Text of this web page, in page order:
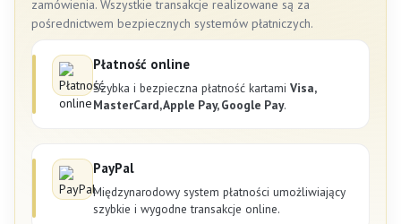
zamówienia. Wszystkie transakcje realizowane są za
pośrednictwem bezpiecznych systemów płatniczych.
Płatność online
Szybka i bezpieczna płatność kartami Visa,
MasterCard, Apple Pay, Google Pay.
PayPal
Międzynarodowy system płatności umożliwiający
szybkie i wygodne transakcje online.